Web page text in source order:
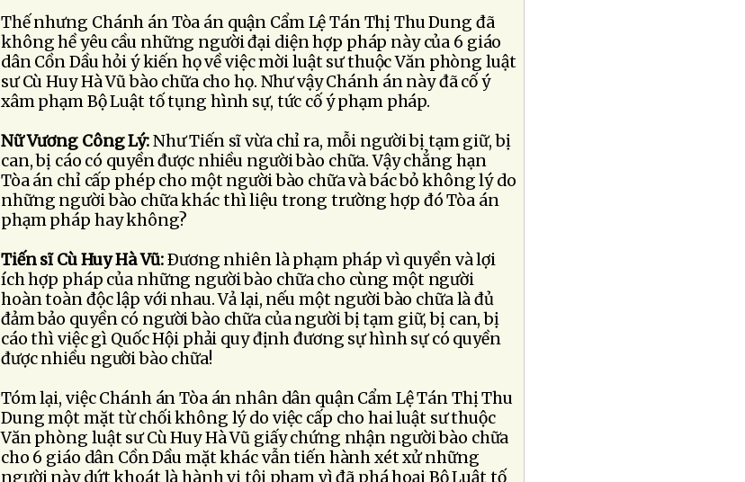
Thế nhưng Chánh án Tòa án quận Cẩm Lệ Tán Thị Thu Dung đã
không hề yêu cầu những người đại diện hợp pháp này của 6 giáo
dân Cồn Dầu hỏi ý kiến họ về việc mời luật sư thuộc Văn phòng luật
sư Cù Huy Hà Vũ bào chữa cho họ. Như vậy Chánh án này đã cố ý
xâm phạm Bộ Luật tố tụng hình sự, tức cố ý phạm pháp.
Nữ Vương Công Lý:Như Tiến sĩ vừa chỉ ra, mỗi người bị tạm giữ, bị
can, bị cáo có quyền được nhiều người bào chữa. Vậy chẳng hạn
Tòa án chỉ cấp phép cho một người bào chữa và bác bỏ không lý do
những người bào chữa khác thì liệu trong trường hợp đó Tòa án
phạm pháp hay không?
Tiến sĩ Cù Huy Hà Vũ:Ðương nhiên là phạm pháp vì quyền và lợi
ích hợp pháp của những người bào chữa cho cùng một người
hoàn toàn độc lập với nhau. Vả lại, nếu một người bào chữa là đủ
đảm bảo quyền có người bào chữa của người bị tạm giữ, bị can, bị
cáo thì việc gì Quốc Hội phải quy định đương sự hình sự có quyền
được nhiều người bào chữa!
Tóm lại, việc Chánh án Tòa án nhân dân quận Cẩm Lệ Tán Thị Thu
Dung một mặt từ chối không lý do việc cấp cho hai luật sư thuộc
Văn phòng luật sư Cù Huy Hà Vũ giấy chứng nhận người bào chữa
cho 6 giáo dân Cồn Dầu mặt khác vẫn tiến hành xét xử những
người này dứt khoát là hành vi tội phạm vì đã phá hoại Bộ Luật tố